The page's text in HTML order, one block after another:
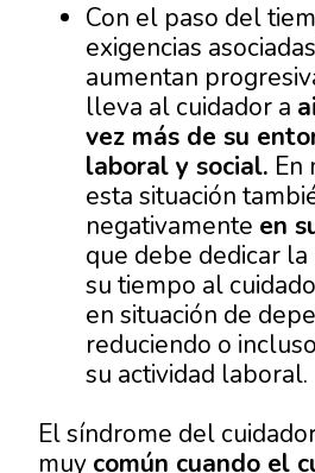
Con el paso del
exigencias
aumentan
lleva al cuidador a
vez más de su
laboral y social. En
esta situación
negativamente en
que debe dedicar
su tiempo al
en situación de
reduciendo o
su actividad laboral.
El síndrome del
muy común cuando el